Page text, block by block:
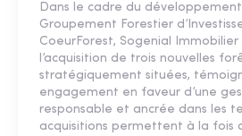
Dans le cadre du
Groupement Forestier
CoeurForest, Sogenial Immobilier
l’acquisition de trois nouvelles
stratégiquement situées,
engagement en faveur d’une
responsable et ancrée dans les
acquisitions permettent à la fois